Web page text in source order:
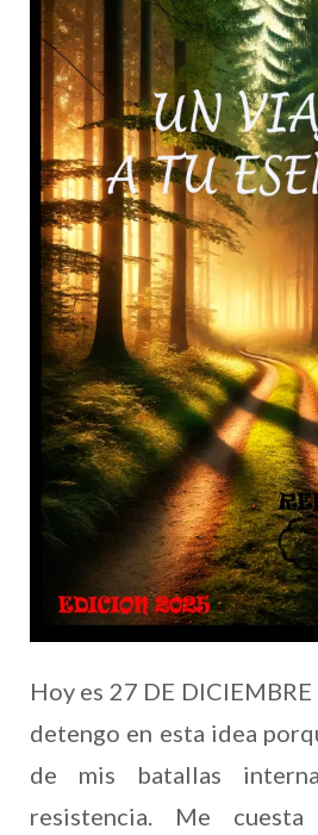
Hoy es 27 DE
detengo en esta idea
de mis batallas
resistencia. Me